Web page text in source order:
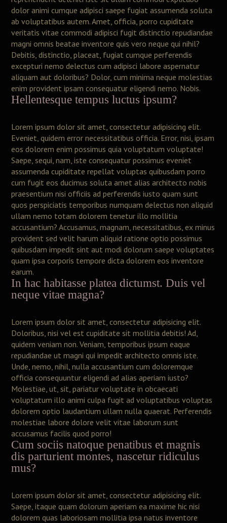
dolor animi cumque adipisci saepe fugiat assumenda soluta
ab voluptatibus autem. Amet, officia, porro cupiditate
veritatis vitae commodi adipisci fugit distinctio repudiandae
magni omnis beatae inventore quis vero neque qui nihil?
Debitis, distinctio, placeat, fugiat cumque perferendis
excepturi nemo delectus cum adipisci labore aspernatur
aliquam aut doloribus? Dolor, cum minima neque molestias
enim provident ipsam consequatur eligendi nemo. Nobis.
Hellentesque tempus luctus ipsum?
Lorem ipsum dolor sit amet, consectetur adipisicing elit.
Eveniet, quidem error necessitatibus officia. Error, nisi, ipsam
eos dolorem enim possimus quia voluptatum voluptate!
Saepe, sequi, nam, iste consequatur possimus eveniet
assumenda cupiditate repellat voluptas quibusdam porro
cum fugit eos ducimus soluta amet alias architecto nobis
praesentium nisi officiis ad perferendis iusto quam sunt
quos perspiciatis temporibus numquam delectus non aliquid
ullam nemo totam dolorem tenetur illo mollitia
accusantium? Accusamus, magnam, necessitatibus, ex minus
provident sed velit harum aliquid ratione optio possimus
quibusdam impedit sint aut modi dolorum saepe voluptates
quam ipsa corporis tempore dicta dolorem eos inventore
earum.
In hac habitasse platea dictumst. Duis vel
neque vitae magna?
Lorem ipsum dolor sit amet, consectetur adipisicing elit.
Doloribus, nisi vel est cupiditate sit mollitia debitis! Ad,
quidem veniam non. Veniam, temporibus ipsum eaque
repudiandae ut magni qui impedit architecto omnis iste.
Unde, nemo, nihil, nulla accusantium cum doloremque
officia consequuntur eligendi ad alias aperiam iusto?
Molestiae, ut, sit, pariatur voluptate in obcaecati
voluptatum illo animi culpa fugit ad voluptatibus voluptas
dolorem optio laudantium ullam nulla quaerat. Perferendis
molestiae labore dolore velit vitae laborum sunt
accusamus facilis quod porro!
Cum sociis natoque penatibus et magnis
dis parturient montes, nascetur ridiculus
mus?
Lorem ipsum dolor sit amet, consectetur adipisicing elit.
Saepe, itaque quam dolorum aperiam ea maxime hic nisi
dolorem quas laboriosam mollitia ipsa natus inventore